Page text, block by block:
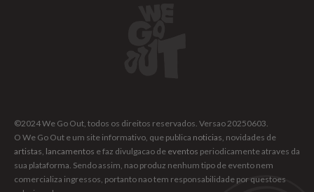
©2024 We Go Out, todos os direitos reservados. Versao 20250603.
O We Go Out e um site informativo, que publica noticias , novidades de
artistas lancamentos e faz divulgacao de eventos periodicamente atraves da
sua plataforma. Sendo assim, nao produz nenhum tipo de evento nem
comercializa ingressos, portanto nao tem responsabilidade por questoes